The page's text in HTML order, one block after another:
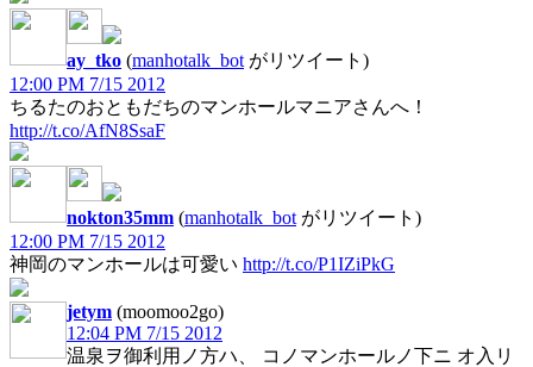
ay_tko (manhotalk_bot がリツイート)
12:00 PM 7/15 2012
ちるたのおともだちのマンホールマニアさんへ！
http://t.co/AfN8SsaF
nokton35mm (manhotalk_bot がリツイート)
12:00 PM 7/15 2012
神岡のマンホールは可愛い http://t.co/P1IZiPkG
jetym (moomoo2go)
12:04 PM 7/15 2012
温泉ヲ御利用ノ方ハ、 コノマンホールノ下ニ オ入リ